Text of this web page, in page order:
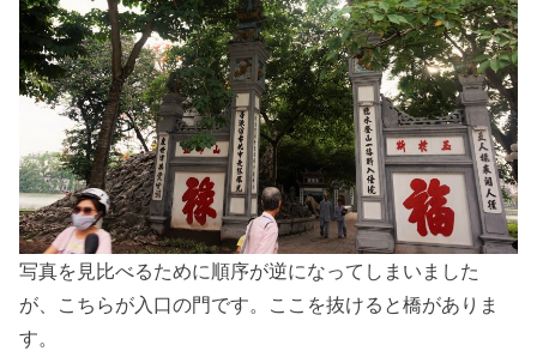
写真を見比べるために順序が逆になってしまいました
が、こちらが入口の門です。ここを抜けると橋がありま
す。